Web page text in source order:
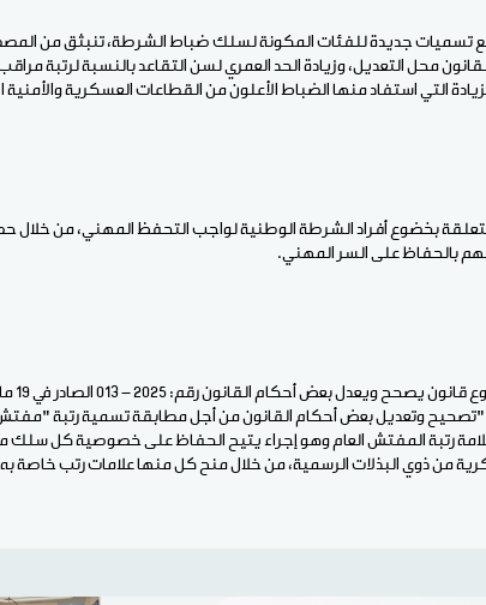
تسميات جديدة للفئات المكونة لسلك ضباط الشرطة، تنبثق من
محل التعديل، وزيادة الحد العمري لسن التقاعد بالنسبة لرتبة
يشمل التعديل أحكام المادة: 22 المتعلقة بخضوع أفراد الشرطة الوطنية لواجب التحفظ المهني، من
بالحفاظ على السر المهني.
وتعديل بعض أحكام القانون من أجل مطابقة تسمية رتبة
رتبة المفتش العام وهو إجراء يتيح الحفاظ على خصوصية كل سلك
من ذوي البذلات الرسمية، من خلال منح كل منها علامات رتب خاصة